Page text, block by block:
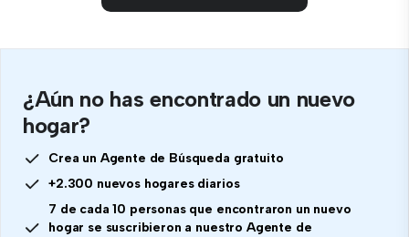
¿Aún no has encontrado un nuevo
hogar?
Crea un Agente de Búsqueda gratuito
+2.300 nuevos hogares diarios
7 de cada 10 personas que encontraron un nuevo
hogar se suscribieron a nuestro Agente de